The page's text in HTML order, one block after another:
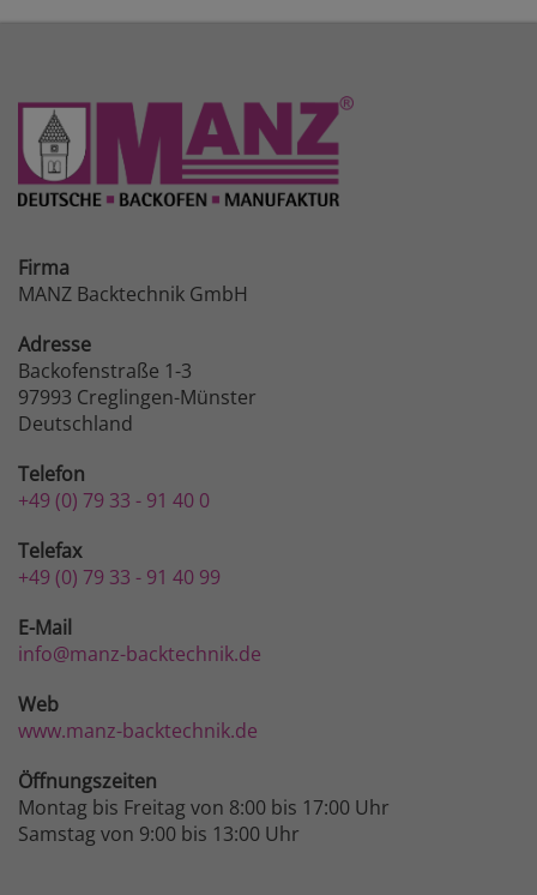
Firma
MANZ Backtechnik GmbH
Adresse
Backofenstraße 1-3
97993 Creglingen-Münster
Deutschland
Telefon
+49 (0) 79 33 - 91 40 0
Telefax
+49 (0) 79 33 - 91 40 99
E-Mail
info@manz-backtechnik.de
Web
www.manz-backtechnik.de
Öffnungszeiten
Montag bis Freitag von 8:00 bis 17:00 Uhr
Samstag von 9:00 bis 13:00 Uhr